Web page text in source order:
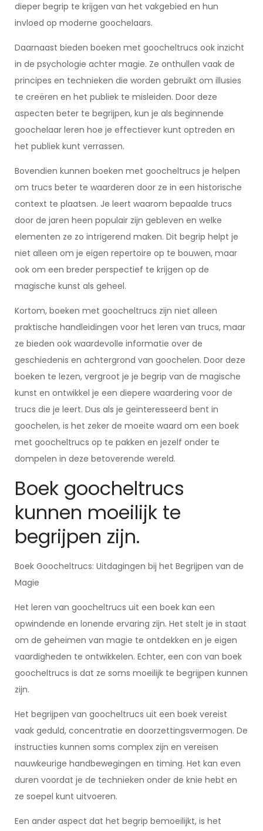
dieper begrip te krijgen van het vakgebied en hun
invloed op moderne goochelaars.
Daarnaast bieden boeken met goocheltrucs ook inzicht
in de psychologie achter magie. Ze onthullen vaak de
principes en technieken die worden gebruikt om illusies
te creëren en het publiek te misleiden. Door deze
aspecten beter te begrijpen, kun je als beginnende
goochelaar leren hoe je effectiever kunt optreden en
het publiek kunt verrassen.
Bovendien kunnen boeken met goocheltrucs je helpen
om trucs beter te waarderen door ze in een historische
context te plaatsen. Je leert waarom bepaalde trucs
door de jaren heen populair zijn gebleven en welke
elementen ze zo intrigerend maken. Dit begrip helpt je
niet alleen om je eigen repertoire op te bouwen, maar
ook om een breder perspectief te krijgen op de
magische kunst als geheel.
Kortom, boeken met goocheltrucs zijn niet alleen
praktische handleidingen voor het leren van trucs, maar
ze bieden ook waardevolle informatie over de
geschiedenis en achtergrond van goochelen. Door deze
boeken te lezen, vergroot je je begrip van de magische
kunst en ontwikkel je een diepere waardering voor de
trucs die je leert. Dus als je geïnteresseerd bent in
goochelen, is het zeker de moeite waard om een boek
met goocheltrucs op te pakken en jezelf onder te
dompelen in deze betoverende wereld.
Boek goocheltrucs
kunnen moeilijk te
begrijpen zijn.
Boek Goocheltrucs: Uitdagingen bij het Begrijpen van de
Magie
Het leren van goocheltrucs uit een boek kan een
opwindende en lonende ervaring zijn. Het stelt je in staat
om de geheimen van magie te ontdekken en je eigen
vaardigheden te ontwikkelen. Echter, een con van boek
goocheltrucs is dat ze soms moeilijk te begrijpen kunnen
zijn.
Het begrijpen van goocheltrucs uit een boek vereist
vaak geduld, concentratie en doorzettingsvermogen. De
instructies kunnen soms complex zijn en vereisen
nauwkeurige handbewegingen en timing. Het kan even
duren voordat je de technieken onder de knie hebt en
ze soepel kunt uitvoeren.
Een ander aspect dat het begrip bemoeilijkt, is het